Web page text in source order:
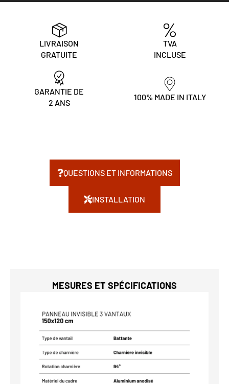
LIVRAISON
GRATUITE
TVA
INCLUSE
GARANTIE DE
2 ANS
100% MADE IN ITALY
QUESTIONS ET INFORMATIONS
INSTALLATION
MESURES ET SPÉCIFICATIONS